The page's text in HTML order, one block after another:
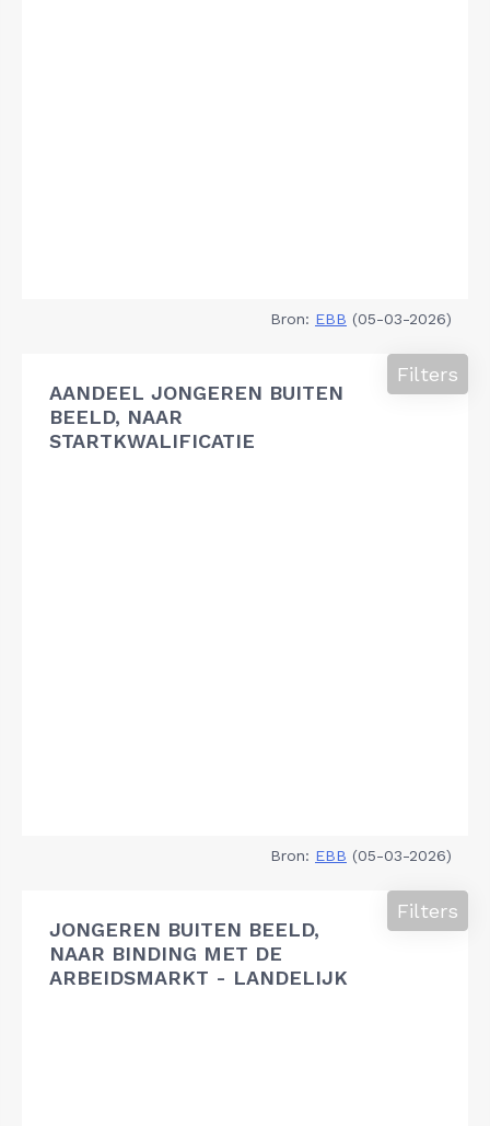
Bron: EBB (05-03-2026)
AANDEEL JONGEREN BUITEN
BEELD, NAAR
STARTKWALIFICATIE
Filters
Bron: EBB (05-03-2026)
JONGEREN BUITEN BEELD,
NAAR BINDING MET DE
ARBEIDSMARKT - LANDELIJK
Filters